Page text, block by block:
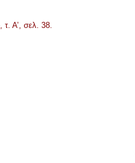
τ. Α’, σελ. 38.